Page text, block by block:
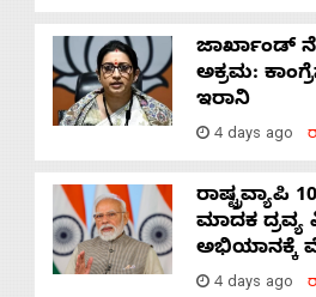
ಜಾರ್ಖಾಂಡ್‌
ಅಕ್ರಮ:
ಇರಾನಿ
4 days ago
ರಾಷ್ಟ್ರವ್ಯಾಪಿ
ಮಾದಕ
ಅಭಿಯಾನಕ್ಕೆ
4 days ago